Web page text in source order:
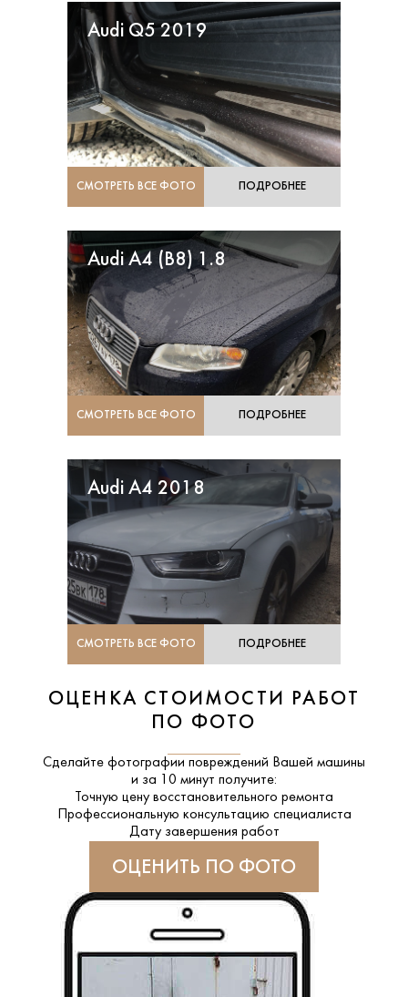
Audi Q5 2019
СМОТРЕТЬ ВСЕ ФОТО ПОДРОБНЕЕ
Audi A4 (B8) 1.8
СМОТРЕТЬ ВСЕ ФОТО ПОДРОБНЕЕ
Audi A4 2018
СМОТРЕТЬ ВСЕ ФОТО ПОДРОБНЕЕ
ОЦЕНКА СТОИМОСТИ РАБОТ
ПО ФОТО
Сделайте фотографии повреждений Вашей машины
и за
10 минут получите:
Точную цену восстановительного ремонта
Профессиональную консультацию специалиста
Дату завершения работ
ОЦЕНИТЬ ПО ФОТО